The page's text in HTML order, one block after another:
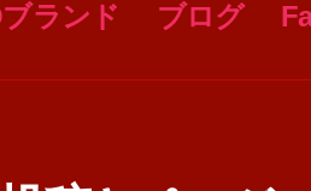
ランド ブログ